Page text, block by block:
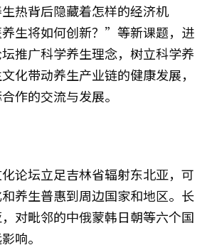
热背后隐藏着怎样的经济机
生将如何创新？”等新课题，进
推广科学养生理念，树立科学养
化带动养生产业链的健康发展，
作的交流与发展。
论坛立足吉林省辐射东北亚，可
养生普惠到周边国家和地区。长
对毗邻的中俄蒙韩日朝等六个国
响。